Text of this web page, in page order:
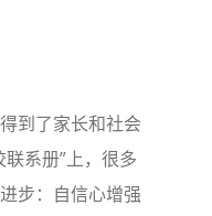
到了家长和社会
系册”上，很多
步：自信心增强